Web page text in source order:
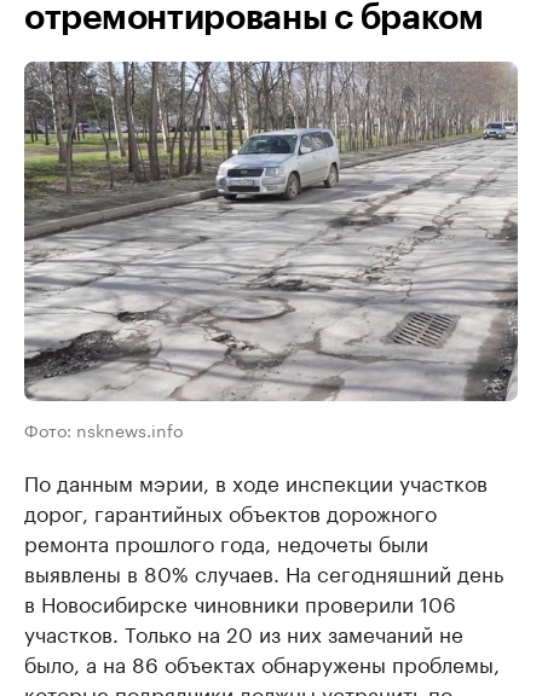
отремонтированы с браком
Фото: nsknews.info
По данным мэрии, в ходе инспекции участков
дорог, гарантийных объектов дорожного
ремонта прошлого года, недочеты были
выявлены в 80% случаев. На сегодняшний день
в Новосибирске чиновники проверили 106
участков. Только на 20 из них замечаний не
было, а на 86 объектах обнаружены проблемы,